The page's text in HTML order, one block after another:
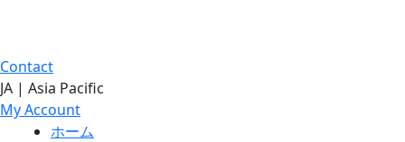
Contact
JA | Asia Pacific
My Account
ホーム